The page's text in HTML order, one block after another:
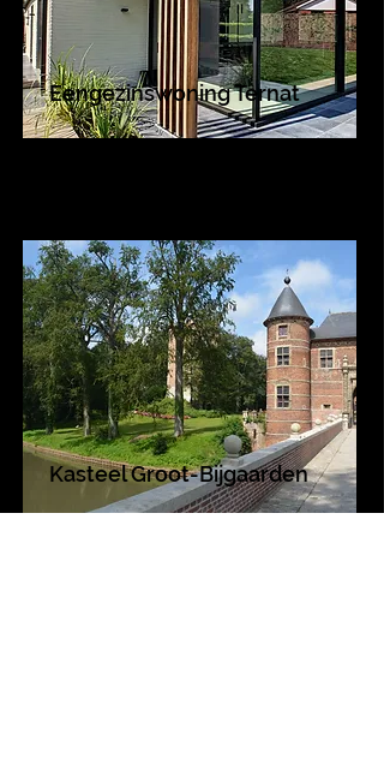
Eengezinswoning Ternat
Kasteel Groot-Bijgaarden